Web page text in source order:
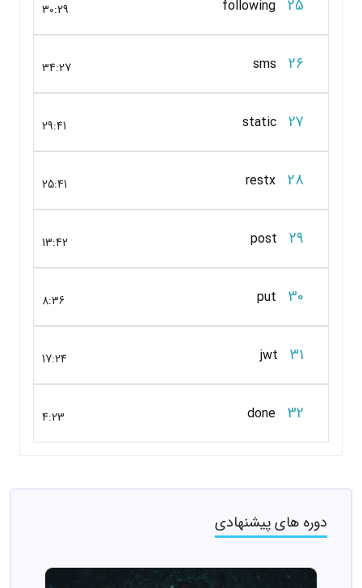
25
following
30:29
26
sms
34:27
27
static
29:41
28
restx
25:41
29
post
13:42
30
put
8:36
31
jwt
17:24
32
done
4:23
دوره های پیشنهادی